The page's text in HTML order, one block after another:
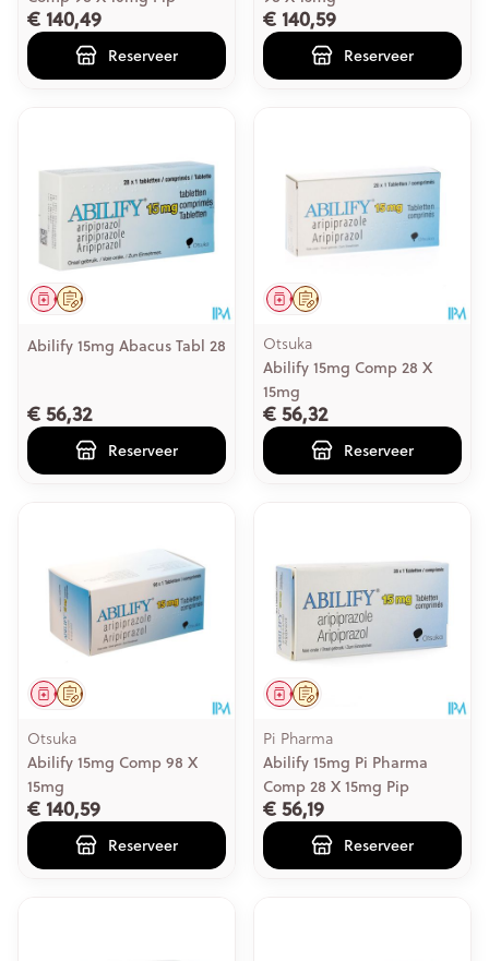
€ 140,49
Reserveer
€ 140,59
Reserveer
Op voorschrift
Geneesmiddel
Abilify 15mg Abacus Tabl 28
€ 56,32
Reserveer
Op voorschrift
Geneesmiddel
Otsuka
Abilify 15mg Comp 28 X
15mg
€ 56,32
Reserveer
Op voorschrift
Geneesmiddel
Otsuka
Abilify 15mg Comp 98 X
15mg
€ 140,59
Reserveer
Op voorschrift
Geneesmiddel
Pi Pharma
Abilify 15mg Pi Pharma
Comp 28 X 15mg Pip
€ 56,19
Reserveer